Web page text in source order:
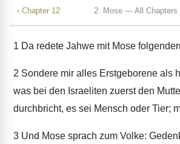
‹ Chapter 12 2. Mose — All Chapters
1 Da redete Jahwe mit Mose
2 Sondere mir alles Erstgeborene als
was bei den Israeliten zuerst den
durchbricht, es sei Mensch oder Tier;
3 Und Mose sprach zum Volke: